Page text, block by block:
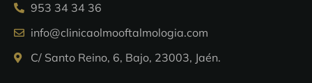
953 34 34 36
info@clinicaolmooftalmologia.com
C/ Santo Reino, 6, Bajo, 23003, Jaén.